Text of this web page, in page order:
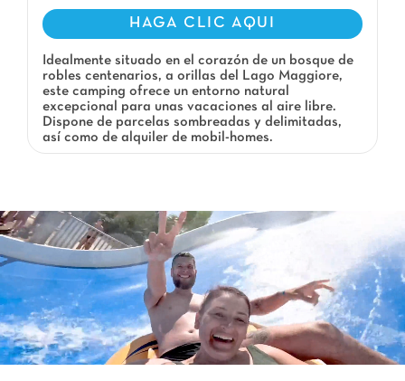
HAGA CLIC AQUI
Idealmente situado en el corazón de un bosque de
robles centenarios, a orillas del Lago Maggiore,
este camping ofrece un entorno natural
excepcional para unas vacaciones al aire libre.
Dispone de parcelas sombreadas y delimitadas,
así como de alquiler de mobil-homes.